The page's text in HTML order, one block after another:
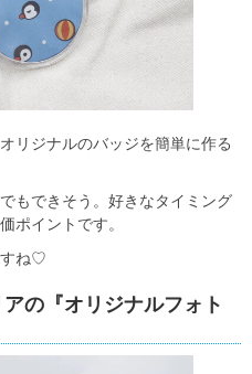
リジナルのバッジを簡単に作る
もできそう。好きなタイミング
ポイントです。
すね♡
の『オリジナルフォト